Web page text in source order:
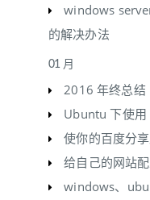
windows
的解决办法
01 月
2016 年终总结
Ubuntu 下使
使你的百度分
给自己的网站
windows、